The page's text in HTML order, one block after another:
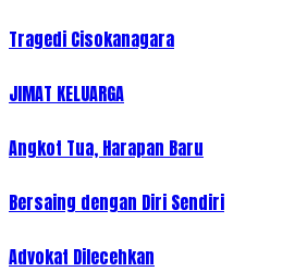
Tragedi Cisokanagara
JIMAT KELUARGA
Angkot Tua, Harapan Baru
Bersaing dengan Diri Sendiri
Advokat Dilecehkan